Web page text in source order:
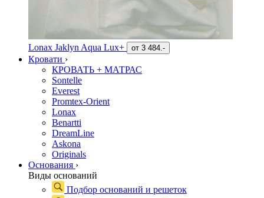
Lonax Jaklyn Aqua Lux+ от 3 484.-
Кровати ›
КРОВАТЬ + МАТРАС
Sontelle
Everest
Promtex-Orient
Lonax
Benartti
DreamLine
Askona
Originals
Основания ›
Виды оснований
Подбор оснований и решеток